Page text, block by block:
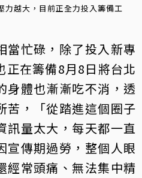
力越大，目前正全力投入籌備工
當忙碌，除了投入新專
正在籌備8月8日將台北
身體也漸漸吃不消，透
苦，「從踏進這個圈子
訊量太大，每天都一直
宣傳期過勞，整個人眼
經常頭痛、無法集中精